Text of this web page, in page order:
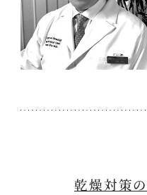
乾燥対策